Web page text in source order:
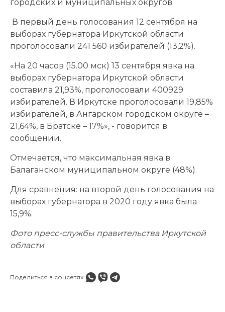
городских и муниципальных округов.
В первый день голосования 12 сентября на
выборах губернатора Иркутской области
проголосовали 241 560 избирателей (13,2%).
«На 20 часов (15.00 мск) 13 сентября явка на
выборах губернатора Иркутской области
составила 21,93%, проголосовали 400929
избирателей. В Иркутске проголосовали 19,85%
избирателей, в Ангарском городском округе –
21,64%, в Братске – 17%», - говорится в
сообщении.
Отмечается, что максимальная явка в
Балаганском муниципальном округе (48%).
Для сравнения: на второй день голосования на
выборах губернатора в 2020 году явка была
15,9%.
Фото пресс-службы правительства Иркутской
области
Поделиться в соцсетях: